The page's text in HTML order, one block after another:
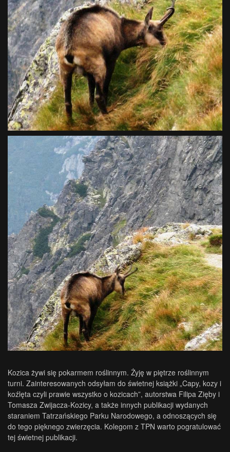
Kozica żywi się pokarmem roślinnym. Żyję w piętrze roślinnym
turni. Zainteresowanych odsyłam do świetnej książki „Capy, kozy i
koźlęta czyli prawie wszystko o kozicach”, autorstwa Filipa Zięby i
Tomasza Zwijacza-Kozicy, a także innych publikacji wydanych
staraniem Tatrzańskiego Parku Narodowego, a odnoszących się
do tego pięknego zwierzęcia. Kolegom z TPN warto pogratulować
tej świetnej publikacji.